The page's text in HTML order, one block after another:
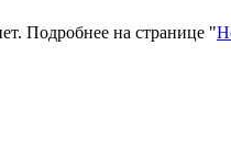
Подробнее на странице "